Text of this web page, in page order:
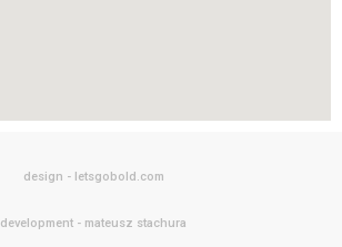
design - letsgobold.com
development - mateusz stachura